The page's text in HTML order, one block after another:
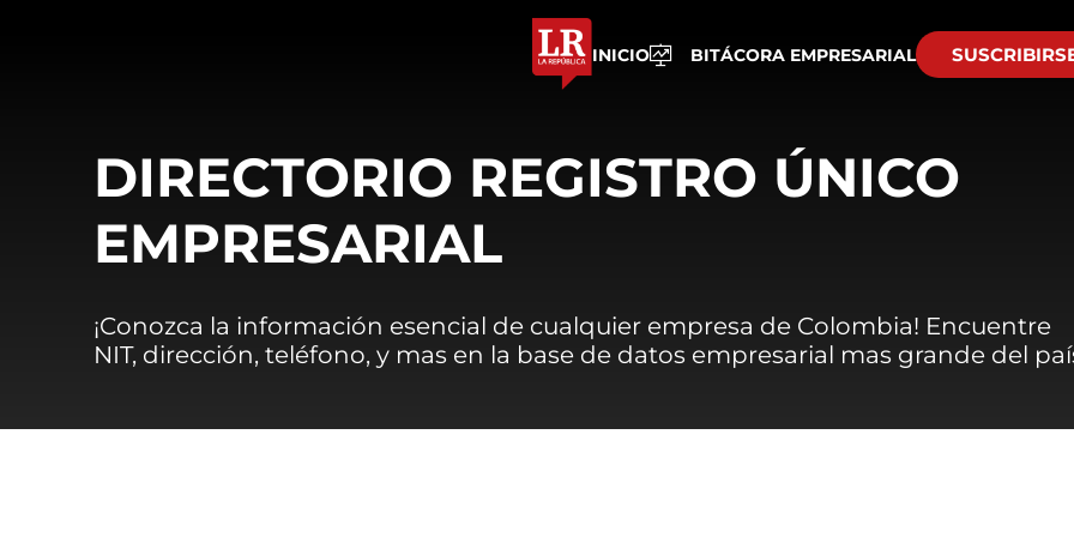
INICIO BITÁCORA EMPRESARIAL
DIRECTORIO REGISTRO ÚNICO
EMPRESARIAL
¡Conozca la información esencial de cualquier empresa de Colombia! Encuentre
NIT, dirección, teléfono, y mas en la base de datos empresarial mas grande del